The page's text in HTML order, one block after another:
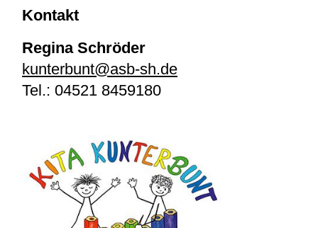
Kontakt
Regina Schröder
kunterbunt@asb-sh.de
Tel.: 04521 8459180